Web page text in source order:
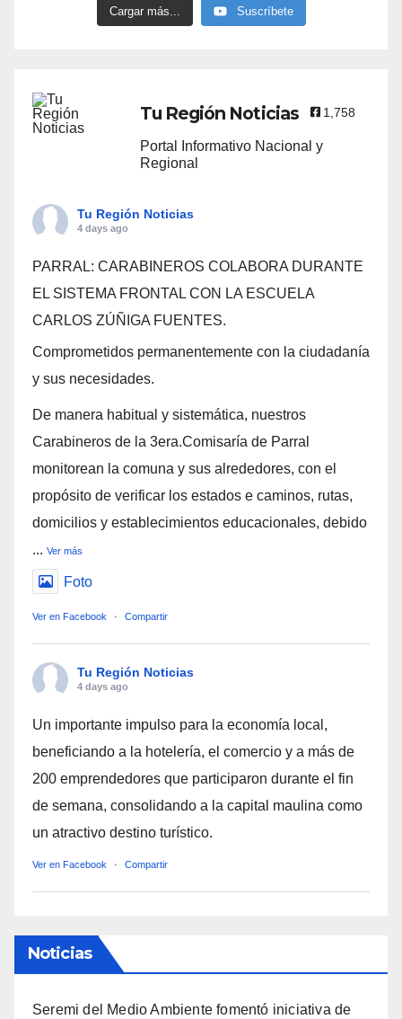
Cargar más... Suscríbete
Tu Región Noticias 1,758
Portal Informativo Nacional y
Regional
Tu Región Noticias
4 days ago
PARRAL: CARABINEROS COLABORA DURANTE
EL SISTEMA FRONTAL CON LA ESCUELA
CARLOS ZÚÑIGA FUENTES.
Comprometidos permanentemente con la ciudadanía
y sus necesidades.
De manera habitual y sistemática, nuestros
Carabineros de la 3era.Comisaría de Parral
monitorean la comuna y sus alrededores, con el
propósito de verificar los estados e caminos, rutas,
domicilios y establecimientos educacionales, debido
... Ver más
Foto
Ver en Facebook · Compartir
Tu Región Noticias
4 days ago
Un importante impulso para la economía local,
beneficiando a la hotelería, el comercio y a más de
200 emprendedores que participaron durante el fin
de semana, consolidando a la capital maulina como
un atractivo destino turístico.
Ver en Facebook · Compartir
Noticias
Seremi del Medio Ambiente fomentó iniciativa de